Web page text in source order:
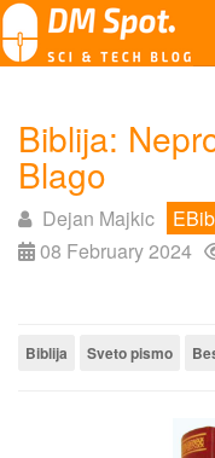
Biblija:
Blago
Dejan Majkic
08 February 2024
Biblija Sveto pismo